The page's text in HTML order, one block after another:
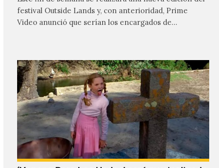
festival Outside Lands y, con anterioridad, Prime
Video anunció que serían los encargados de